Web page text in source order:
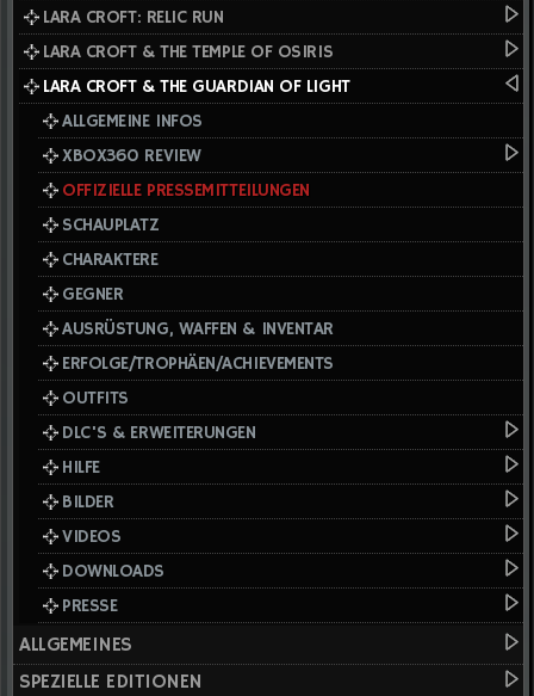
LARA CROFT: RELIC RUN
LARA CROFT & THE TEMPLE OF OSIRIS
LARA CROFT & THE GUARDIAN OF LIGHT
ALLGEMEINE INFOS
XBOX360 REVIEW
OFFIZIELLE PRESSEMITTEILUNGEN
SCHAUPLATZ
CHARAKTERE
GEGNER
AUSRÜSTUNG, WAFFEN & INVENTAR
ERFOLGE/TROPHÄEN/ACHIEVEMENTS
OUTFITS
DLC'S & ERWEITERUNGEN
HILFE
BILDER
VIDEOS
DOWNLOADS
PRESSE
ALLGEMEINES
SPEZIELLE EDITIONEN